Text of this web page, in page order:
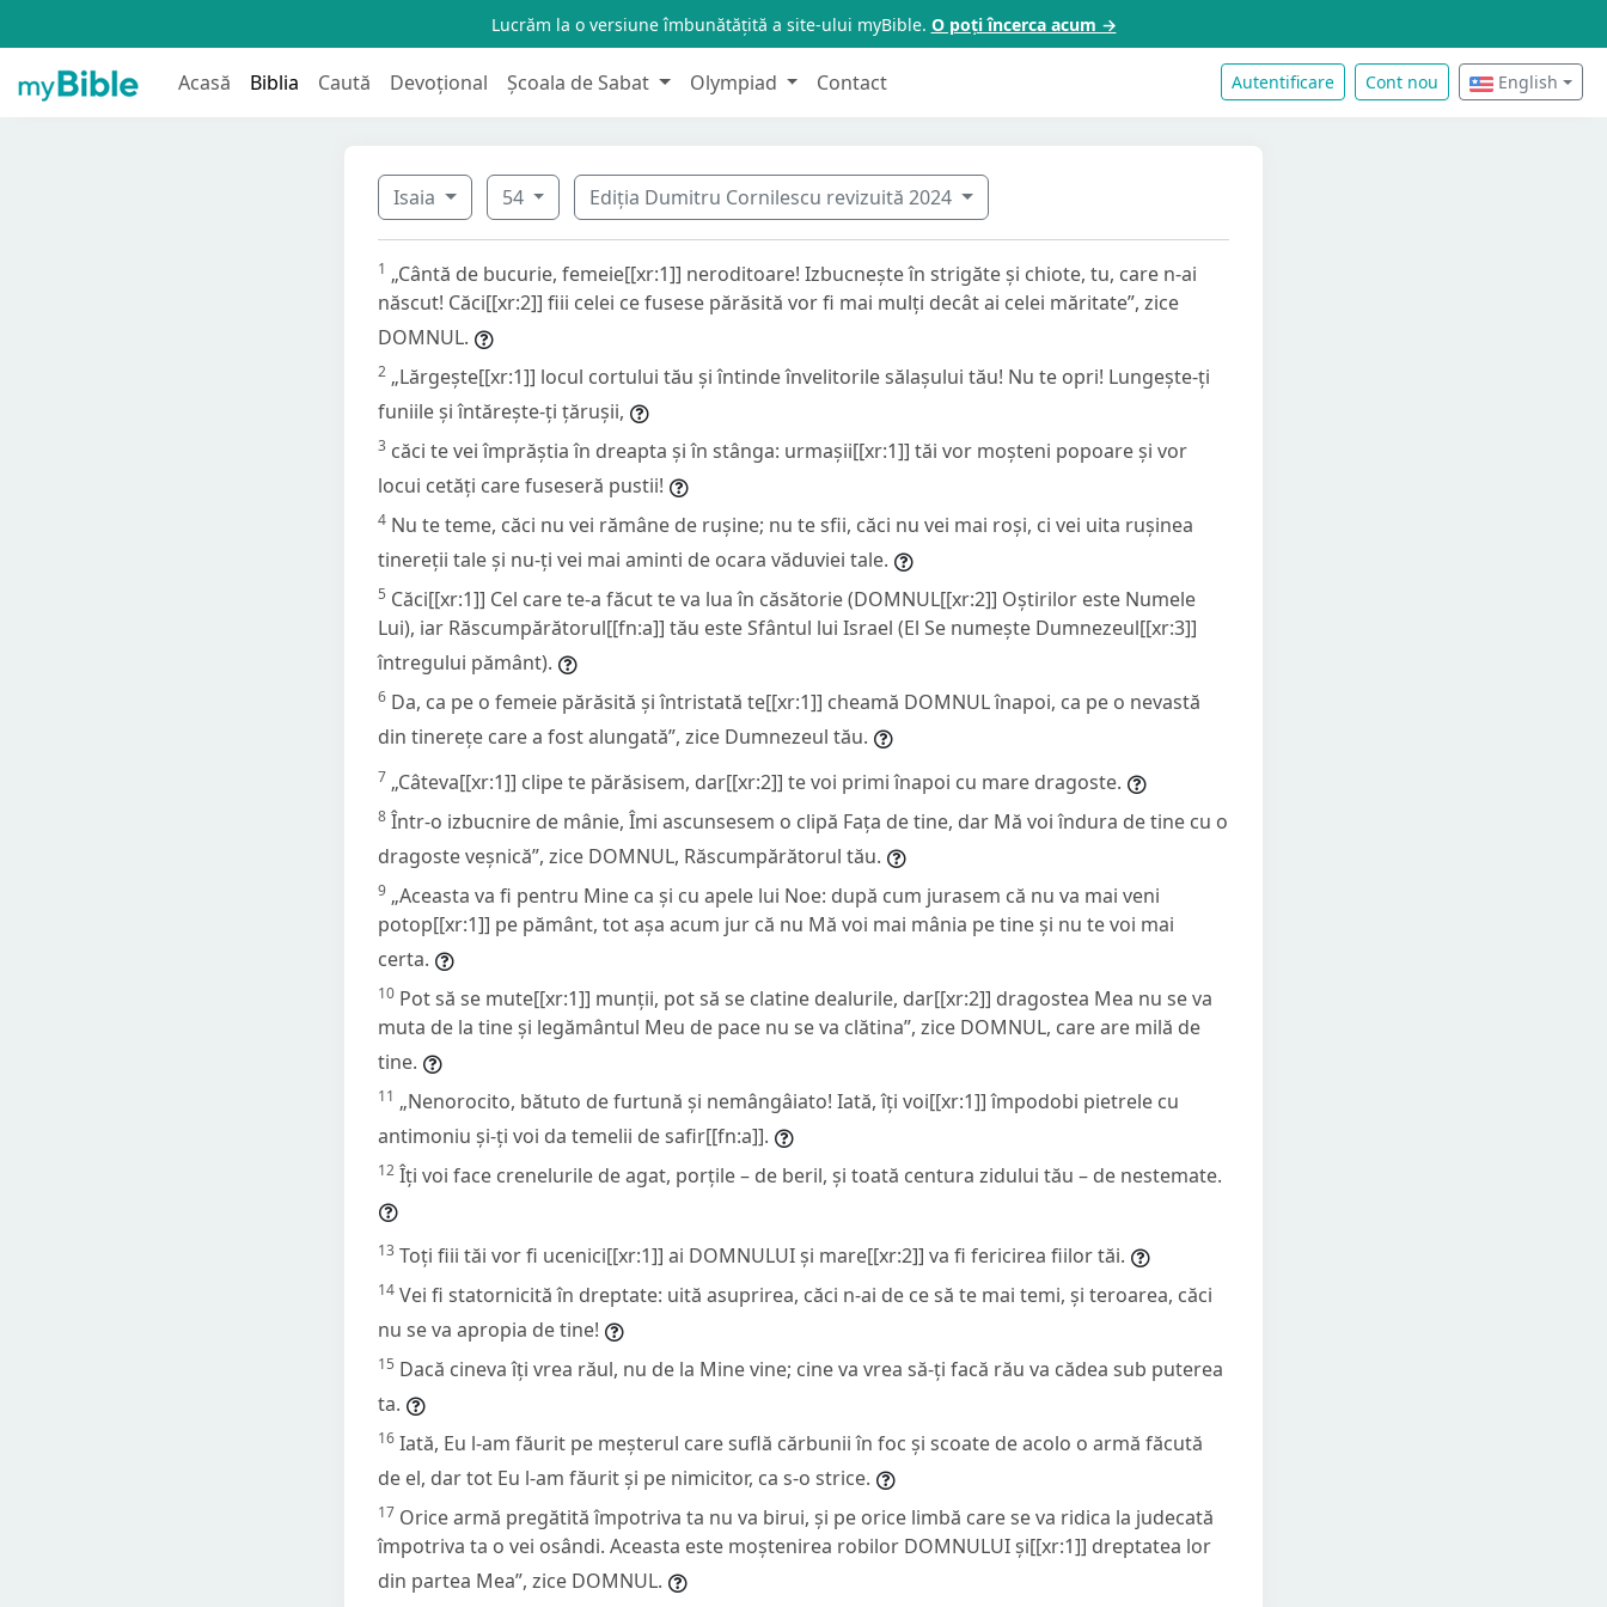
Lucrăm la o versiune îmbunătățită a site-ului myBible. O poți încerca acum →
Acasă Biblia Caută Devoțional Școala de Sabat Olympiad Contact Autentificare Cont nou English
Isaia 54 Ediția Dumitru Cornilescu revizuită 2024
1 „Cântă de bucurie, femeie[[xr:1]] neroditoare! Izbucnește în strigăte și chiote, tu, care n-ai
născut! Căci[[xr:2]] fiii celei ce fusese părăsită vor fi mai mulți decât ai celei măritate”, zice
DOMNUL.
2 „Lărgește[[xr:1]] locul cortului tău și întinde învelitorile sălașului tău! Nu te opri! Lungește-ți
funiile și întărește-ți țărușii,
3 căci te vei împrăștia în dreapta și în stânga: urmașii[[xr:1]] tăi vor moșteni popoare și vor
locui cetăți care fuseseră pustii!
4 Nu te teme, căci nu vei rămâne de rușine; nu te sfii, căci nu vei mai roși, ci vei uita rușinea
tinereții tale și nu-ți vei mai aminti de ocara văduviei tale.
5 Căci[[xr:1]] Cel care te-a făcut te va lua în căsătorie (DOMNUL[[xr:2]] Oștirilor este Numele
Lui), iar Răscumpărătorul[[fn:a]] tău este Sfântul lui Israel (El Se numește Dumnezeul[[xr:3]]
întregului pământ).
6 Da, ca pe o femeie părăsită și întristată te[[xr:1]] cheamă DOMNUL înapoi, ca pe o nevastă
din tinerețe care a fost alungată”, zice Dumnezeul tău.
7 „Câteva[[xr:1]] clipe te părăsisem, dar[[xr:2]] te voi primi înapoi cu mare dragoste.
8 Într-o izbucnire de mânie, Îmi ascunsesem o clipă Fața de tine, dar Mă voi îndura de tine cu o
dragoste veșnică”, zice DOMNUL, Răscumpărătorul tău.
9 „Aceasta va fi pentru Mine ca și cu apele lui Noe: după cum jurasem că nu va mai veni
potop[[xr:1]] pe pământ, tot așa acum jur că nu Mă voi mai mânia pe tine și nu te voi mai
certa.
10 Pot să se mute[[xr:1]] munții, pot să se clatine dealurile, dar[[xr:2]] dragostea Mea nu se va
muta de la tine și legământul Meu de pace nu se va clătina”, zice DOMNUL, care are milă de
tine.
11 „Nenorocito, bătuto de furtună și nemângâiato! Iată, îți voi[[xr:1]] împodobi pietrele cu
antimoniu și-ți voi da temelii de safir[[fn:a]].
12 Îți voi face crenelurile de agat, porțile – de beril, și toată centura zidului tău – de nestemate.
13 Toți fiii tăi vor fi ucenici[[xr:1]] ai DOMNULUI și mare[[xr:2]] va fi fericirea fiilor tăi.
14 Vei fi statornicită în dreptate: uită asuprirea, căci n-ai de ce să te mai temi, și teroarea, căci
nu se va apropia de tine!
15 Dacă cineva îți vrea răul, nu de la Mine vine; cine va vrea să-ți facă rău va cădea sub puterea
ta.
16 Iată, Eu l-am făurit pe meșterul care suflă cărbunii în foc și scoate de acolo o armă făcută
de el, dar tot Eu l-am făurit și pe nimicitor, ca s-o strice.
17 Orice armă pregătită împotriva ta nu va birui, și pe orice limbă care se va ridica la judecată
împotriva ta o vei osândi. Aceasta este moștenirea robilor DOMNULUI și[[xr:1]] dreptatea lor
din partea Mea”, zice DOMNUL.